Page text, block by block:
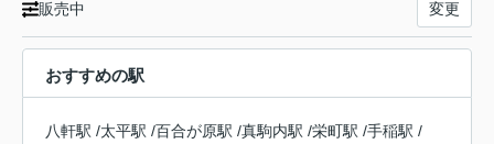
販売中 変更
おすすめの駅
八軒駅 /太平駅 /百合が原駅 /真駒内駅 /栄町駅 /手稲駅 /